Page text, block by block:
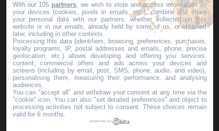
GARDONS LE CONTACT !
S'inscrire à la newsletter
Nos brochures
ESPACE PRO
GROUPES
PRESSE & INFLUENCEURS
With our 105 partners , we wish to store and access information on
your devices (cookies, pixels in emails, etc.), combine and share
your personal data with our partners, whether collected on this
website or in our emails, already held by some of us, or obtained
later, including in other contexts.
Processing this data (identifiers, browsing, preferences, purchases,
loyalty programs, IP, postal addresses and emails, phone, precise
geolocation, etc.) allows developing and offering you services,
content, commercial offers and ads across your devices and
screens (including by email, post, SMS, phone, audio, and video),
personalising them, measuring their performance, and analysing
audiences.
You can "accept all" and withdraw your consent at any time via the
"cookie" icon . You can also "set detailed preferences" and object to
processing activities not subject to consent. These choices remain
valid for 6 months.
powered by